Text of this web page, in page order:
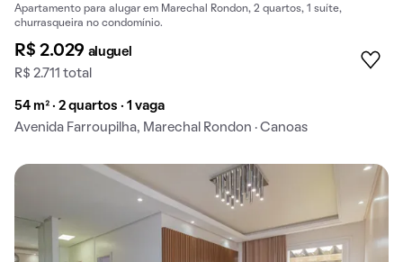
Apartamento para alugar em Marechal Rondon, 2 quartos, 1 suíte,
churrasqueira no condomínio.
R$ 2.029 aluguel
R$ 2.711 total
54 m² · 2 quartos · 1 vaga
Avenida Farroupilha, Marechal Rondon · Canoas